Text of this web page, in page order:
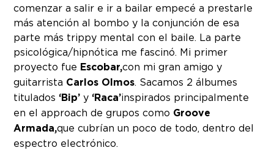
comenzar a salir e ir a bailar empecé a prestarle
más atención al bombo y la conjunción de esa
parte más trippy mental con el baile. La parte
psicológica/hipnótica me fascinó. Mi primer
proyecto fue Escobar,con mi gran amigo y
guitarrista Carlos Olmos. Sacamos 2 álbumes
titulados ‘Bip’ y ‘Raca’inspirados principalmente
en el approach de grupos como Groove
Armada,que cubrían un poco de todo, dentro del
espectro electrónico.